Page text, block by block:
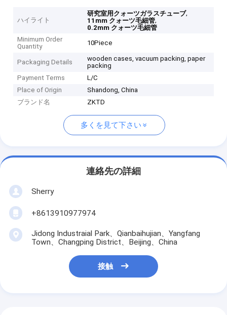
ハイライト
研究室用クォーツガラスチューブ,
11mm クォーツ毛細管,
0.2mm クォーツ毛細管
Minimum Order
Quantity
10Piece
Packaging Details
wooden cases, vacuum packing, paper
packing
Payment Terms
L/C
Place of Origin
Shandong, China
ブランド名
ZKTD
多くを見て下さい
連絡先の詳細
Sherry
+8613910977974
Jidong Industraial Park、Qianbaihujian、Yangfang
Town、Changping District、Beijing、China
接触